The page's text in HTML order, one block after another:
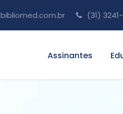
(31)
Assinantes